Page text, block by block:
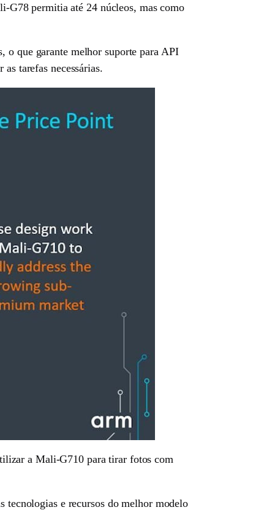
G78 permitia até 24 núcleos, mas como
o que garante melhor suporte para API
tarefas necessárias.
a Mali-G710 para tirar fotos com
tecnologias e recursos do melhor modelo